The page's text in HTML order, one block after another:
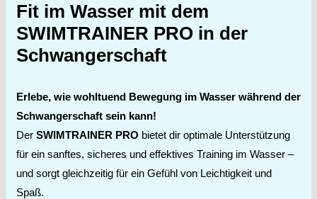
Fit im Wasser mit dem
SWIMTRAINER PRO in der
Schwangerschaft
Erlebe, wie wohltuend Bewegung im Wasser während der
Schwangerschaft sein kann!
Der SWIMTRAINER PRO bietet dir optimale Unterstützung
für ein sanftes, sicheres und effektives Training im Wasser –
und sorgt gleichzeitig für ein Gefühl von Leichtigkeit und
Spaß.